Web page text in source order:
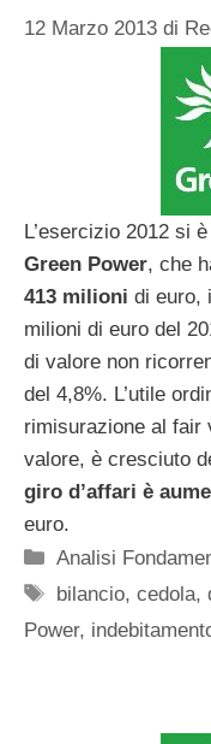
12 Marzo 2013 di
L’esercizio 2012 si
Green Power, che
413 milioni di euro,
milioni di euro del
di valore non
del 4,8%. L’utile
rimisurazione al fair
valore, è cresciuto
giro d’affari è
euro.
Categorie
Analisi
Tag
bilancio,cedola,
Power,